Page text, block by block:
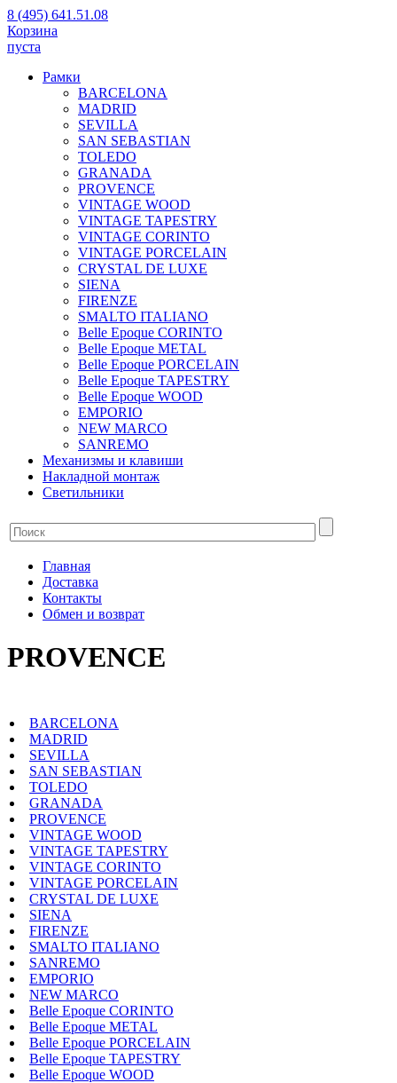
8 (495) 641.51.08
Корзина
пуста
Рамки
BARCELONA
MADRID
SEVILLA
SAN SEBASTIAN
TOLEDO
GRANADA
PROVENCE
VINTAGE WOOD
VINTAGE TAPESTRY
VINTAGE CORINTO
VINTAGE PORCELAIN
CRYSTAL DE LUXE
SIENA
FIRENZE
SMALTO ITALIANO
Belle Epoque CORINTO
Belle Epoque METAL
Belle Epoque PORCELAIN
Belle Epoque TAPESTRY
Belle Epoque WOOD
EMPORIO
NEW MARCO
SANREMO
Механизмы и клавиши
Накладной монтаж
Светильники
Главная
Доставка
Контакты
Обмен и возврат
PROVENCE
BARCELONA
MADRID
SEVILLA
SAN SEBASTIAN
TOLEDO
GRANADA
PROVENCE
VINTAGE WOOD
VINTAGE TAPESTRY
VINTAGE CORINTO
VINTAGE PORCELAIN
CRYSTAL DE LUXE
SIENA
FIRENZE
SMALTO ITALIANO
SANREMO
EMPORIO
NEW MARCO
Belle Epoque CORINTO
Belle Epoque METAL
Belle Epoque PORCELAIN
Belle Epoque TAPESTRY
Belle Epoque WOOD